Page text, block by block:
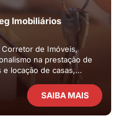
Imobiliários
Corretor de Imóveis,
na prestação de
locação de casas,
SAIBA MAIS